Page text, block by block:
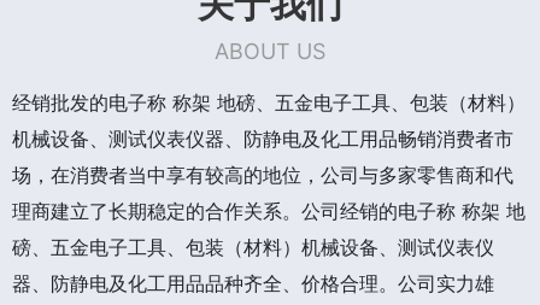
ABOUT US
经销批发的电子称 称架 地磅、五金电子工具、包装（材料）
机械设备、测试仪表仪器、防静电及化工用品畅销消费者市
场，在消费者当中享有较高的地位，公司与多家零售商和代
理商建立了长期稳定的合作关系。公司经销的电子称 称架 地
磅、五金电子工具、包装（材料）机械设备、测试仪表仪
器、防静电及化工用品品种齐全、价格合理。公司实力雄